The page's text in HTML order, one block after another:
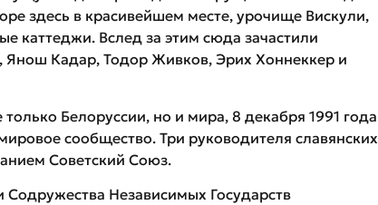
здесь в красивейшем месте, урочище Вискули,
каттеджи. Вслед за этим сюда зачастили
Янош Кадар, Тодор Живков, Эрих Хоннеккер и
Белоруссии, но и мира, 8 декабря 1991 года
сообщество. Три руководителя славянских
Советский Союз.
Независимых Государств